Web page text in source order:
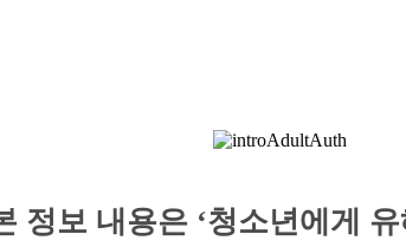
정보 내용은 ‘청소년에게